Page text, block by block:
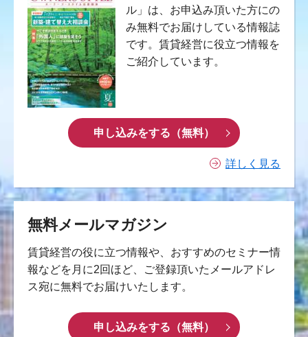
ル」は、お申込み頂いた方にの
み無料でお届けしている情報誌
です。賃貸経営に役立つ情報を
ご紹介しています。
申し込みをする（無料）
詳しく見る
無料メールマガジン
賃貸経営の役に立つ情報や、おすすめのセミナー情
報などを月に2回ほど、ご登録頂いたメールアドレ
ス宛に無料でお届けいたします。
申し込みをする（無料）